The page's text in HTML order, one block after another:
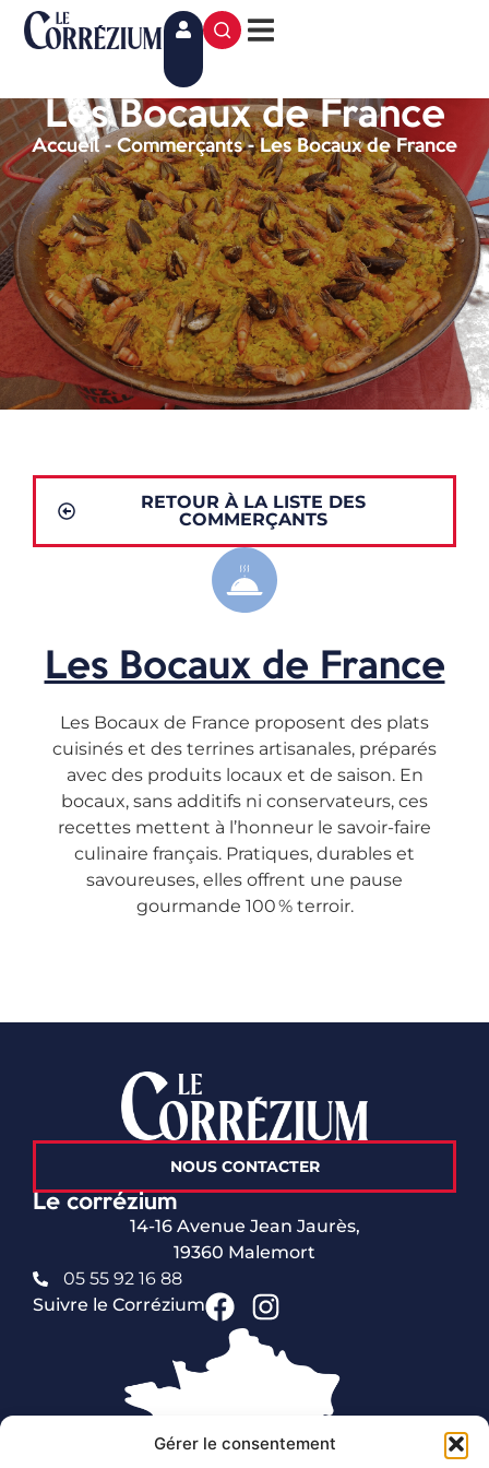
Gérer le consentement
Les Bocaux de France
Accueil-Commerçants-Les Bocaux de France
RETOUR À LA LISTE DES
COMMERÇANTS
Les Bocaux de France
Les Bocaux de France proposent des plats
cuisinés et des terrines artisanales, préparés
avec des produits locaux et de saison. En
bocaux, sans additifs ni conservateurs, ces
recettes mettent à l’honneur le savoir-faire
culinaire français. Pratiques, durables et
savoureuses, elles offrent une pause
gourmande 100 % terroir.
NOUS CONTACTER
Le corrézium
14-16 Avenue Jean Jaurès,
19360 Malemort
05 55 92 16 88
Suivre le Corrézium